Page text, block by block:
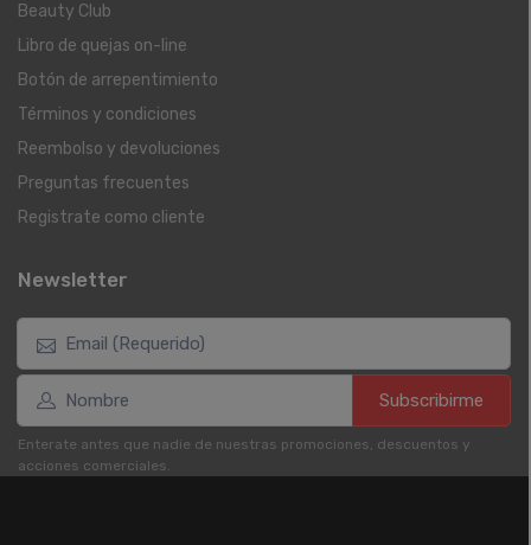
Beauty Club
Libro de quejas on-line
Botón de arrepentimiento
Términos y condiciones
Reembolso y devoluciones
Preguntas frecuentes
Registrate como cliente
Newsletter
Subscribirme
Enterate antes que nadie de nuestras promociones, descuentos y
acciones comerciales.